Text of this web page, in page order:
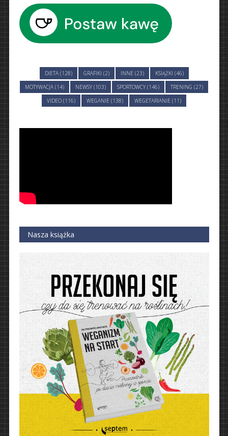
DIETA (128) GRAFIKI (2) INNE (23)
KSIĄŻKI (46)
MOTYWACJA (14)
NEWSY (103) SPORTOWCY (146)
TRENING (27)
VIDEO (116)
WEGANIE (138) WEGETARIANIE (11)
Nasza książka